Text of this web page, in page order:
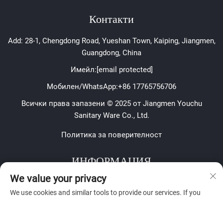
Контакти
Add: 28-1, Chengdong Road, Yueshan Town, Kaiping, Jiangmen,
Guangdong, China
Имейл:[email protected]
Мобилен/WhatsApp:+86 17765756706
Всички права запазени © 2025 от Jiangmen Youchu
Sanitary Ware Co., Ltd.
Политика за поверителност
ИНФОРМАЦИЯ
Запишете се, за да получавате нашия седмичен бюлетин
We value your privacy
We use cookies and similar tools to provide our services. If you